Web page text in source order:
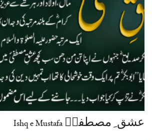
عشق ِ مصطفیؐ Ishq e Mustafa